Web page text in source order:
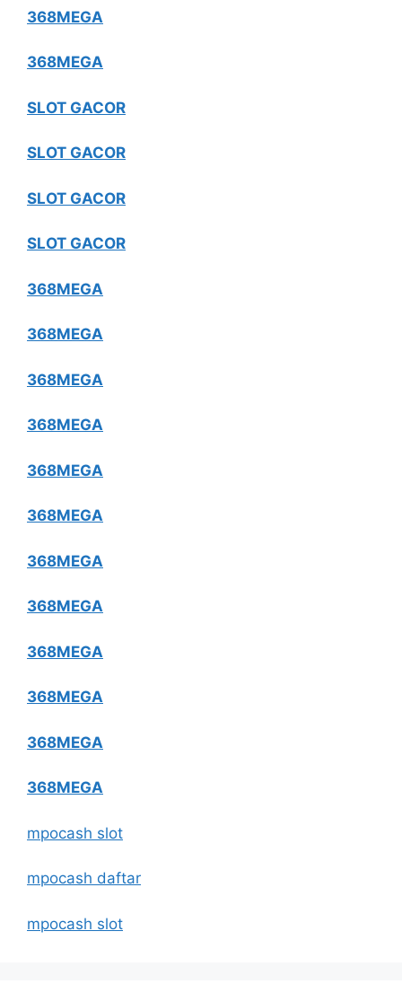
368MEGA
368MEGA
SLOT GACOR
SLOT GACOR
SLOT GACOR
SLOT GACOR
368MEGA
368MEGA
368MEGA
368MEGA
368MEGA
368MEGA
368MEGA
368MEGA
368MEGA
368MEGA
368MEGA
368MEGA
mpocash slot
mpocash daftar
mpocash slot